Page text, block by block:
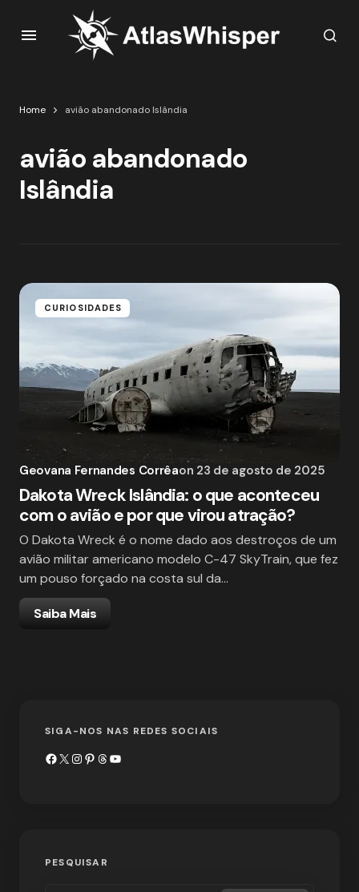
Home avião abandonado Islândia
avião abandonado
Islândia
CURIOSIDADES
Geovana Fernandes Corrêaon 23 de agosto de 2025
Dakota Wreck Islândia: o que aconteceu
com o avião e por que virou atração?
O Dakota Wreck é o nome dado aos destroços de um
avião militar americano modelo C-47 SkyTrain, que fez
um pouso forçado na costa sul da…
Saiba Mais
SIGA-NOS NAS REDES SOCIAIS
PESQUISAR